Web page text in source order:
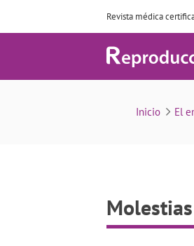
Revista médica
Inicio El